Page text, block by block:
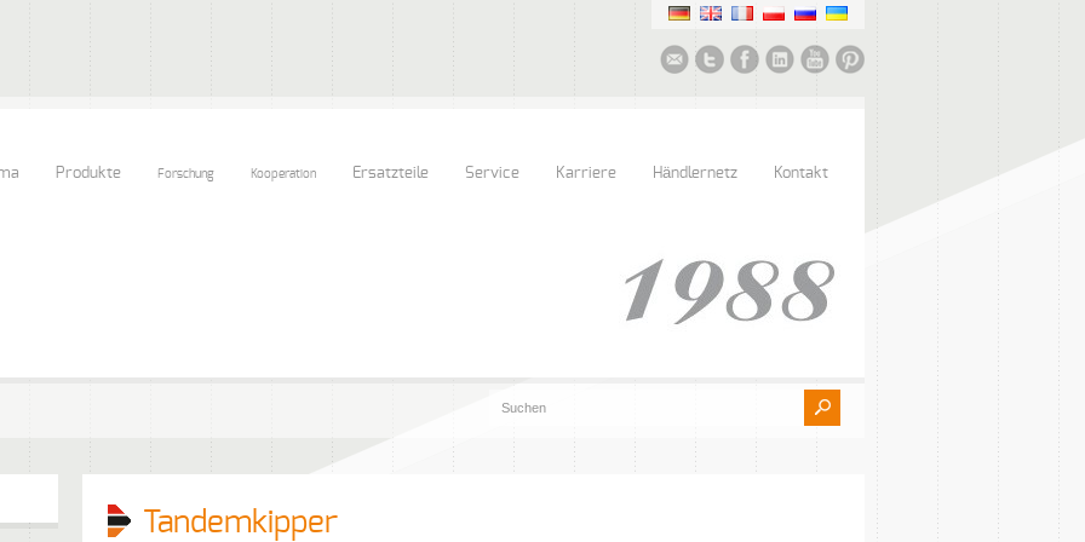
Produkte Forschung Kooperation Ersatzteile Service Karriere Händlernetz Kontakt
Tandemkipper